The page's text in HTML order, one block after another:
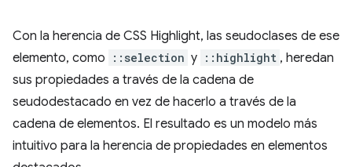
Con la herencia de CSS Highlight, las seudoclases de ese
elemento, como
::selection y ::highlight , heredan
sus propiedades a través de la cadena de
seudodestacado en vez de hacerlo a través de la
cadena de elementos. El resultado es un modelo más
intuitivo para la herencia de propiedades en elementos